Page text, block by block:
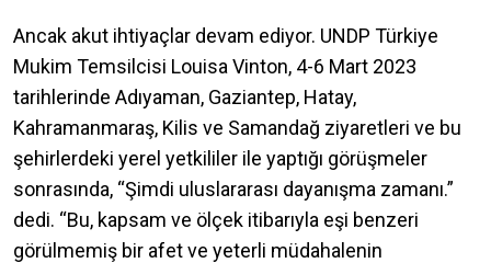
Ancak akut ihtiyaçlar devam ediyor. UNDP Türkiye
Mukim Temsilcisi Louisa Vinton, 4-6 Mart 2023
tarihlerinde Adıyaman, Gaziantep, Hatay,
Kahramanmaraş, Kilis ve Samandağ ziyaretleri ve bu
şehirlerdeki yerel yetkililer ile yaptığı görüşmeler
sonrasında, “Şimdi uluslararası dayanışma zamanı.”
dedi. “Bu, kapsam ve ölçek itibarıyla eşi benzeri
görülmemiş bir afet ve yeterli müdahalenin